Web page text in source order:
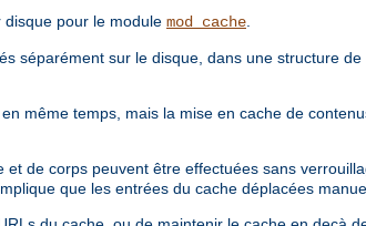
pour le module mod_cache.
séparément sur le disque, dans une structure
même temps, mais la mise en cache de
de corps peuvent être effectuées sans
que les entrées du cache déplacées